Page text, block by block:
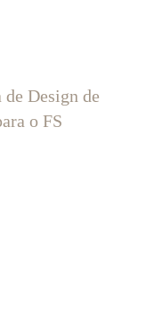
de Design de
o FS